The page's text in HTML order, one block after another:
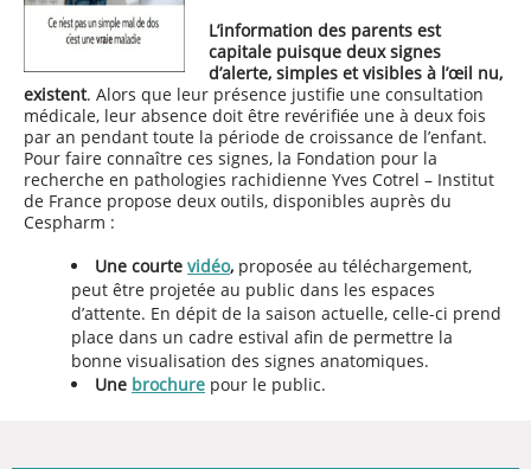
L’information des parents est
capitale puisque deux signes
d’alerte, simples et visibles à l’œil nu,
existent. Alors que leur présence justifie une consultation
médicale, leur absence doit être revérifiée une à deux fois
par an pendant toute la période de croissance de l’enfant.
Pour faire connaître ces signes, la Fondation pour la
recherche en pathologies rachidienne Yves Cotrel – Institut
de France propose deux outils, disponibles auprès du
Cespharm :
Une courte vidéo, proposée au téléchargement,
peut être projetée au public dans les espaces
d’attente. En dépit de la saison actuelle, celle-ci prend
place dans un cadre estival afin de permettre la
bonne visualisation des signes anatomiques.
Une brochure pour le public.